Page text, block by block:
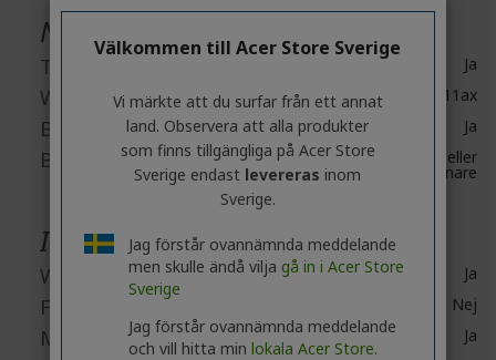
Nätverk & kommunikation
Trådlöst LAN Ja
WLAN-standard IEEE 802.11ax
Bluetooth Ja
Bluetooth Standard Bluetooth 5.1 eller
senare
Inbyggda enheter
Webbkamera Ja
Fingerprint Reader Nej
Mikrofon Ja
Välkommen till Acer Store Sverige
Vi märkte att du surfar från ett annat
land. Observera att alla produkter
som finns tillgängliga på Acer Store
Sverige endast levereras inom
Sverige.
Jag förstår ovannämnda meddelande
men skulle ändå vilja gå in i Acer Store
Sverige
Jag förstår ovannämnda meddelande
och vill hitta min lokala Acer Store.